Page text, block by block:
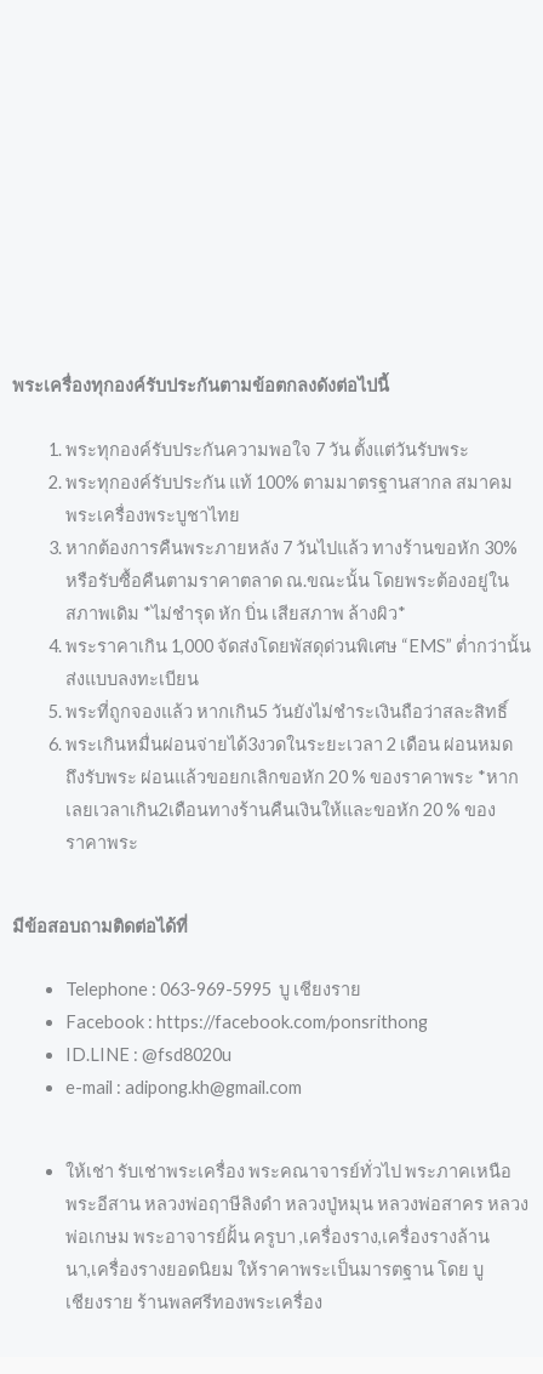
พระเครื่องทุกองค์รับประกันตามข้อตกลงดังต่อไปนี้
พระทุกองค์รับประกันความพอใจ 7 วัน ตั้งแต่วันรับพระ
พระทุกองค์รับประกัน แท้ 100% ตามมาตรฐานสากล สมาคม
พระเครื่องพระบูชาไทย
หากต้องการคืนพระภายหลัง 7 วันไปแล้ว ทางร้านขอหัก 30%
หรือรับซื้อคืนตามราคาตลาด ณ.ขณะนั้น โดยพระต้องอยู่ใน
สภาพเดิม *ไม่ชำรุด หัก บิ่น เสียสภาพ ล้างผิว*
พระราคาเกิน 1,000 จัดส่งโดยพัสดุด่วนพิเศษ “EMS” ต่ำกว่านั้น
ส่งแบบลงทะเบียน
พระที่ถูกจองแล้ว หากเกิน5 วันยังไม่ชำระเงินถือว่าสละสิทธิ์
พระเกินหมื่นผ่อนจ่ายได้3งวดในระยะเวลา 2 เดือน ผ่อนหมด
ถึงรับพระ ผ่อนแล้วขอยกเลิกขอหัก 20 % ของราคาพระ *หาก
เลยเวลาเกิน2เดือนทางร้านคืนเงินให้และขอหัก 20 % ของ
ราคาพระ
มีข้อสอบถามติดต่อได้ที่
Telephone : 063-969-5995 บู เชียงราย
Facebook : https://facebook.com/ponsrithong
ID.LINE : @fsd8020u
e-mail : adipong.kh@gmail.com
ให้เช่า รับเช่าพระเครื่อง พระคณาจารย์ทั่วไป พระภาคเหนือ
พระอีสาน หลวงพ่อฤาษีลิงดำ หลวงปู่หมุน หลวงพ่อสาคร หลวง
พ่อเกษม พระอาจารย์ฝั้น ครูบา ,เครื่องราง,เครื่องรางล้าน
นา,เครื่องรางยอดนิยม ให้ราคาพระเป็นมารตฐาน โดย บู
เชียงราย ร้านพลศรีทองพระเครื่อง